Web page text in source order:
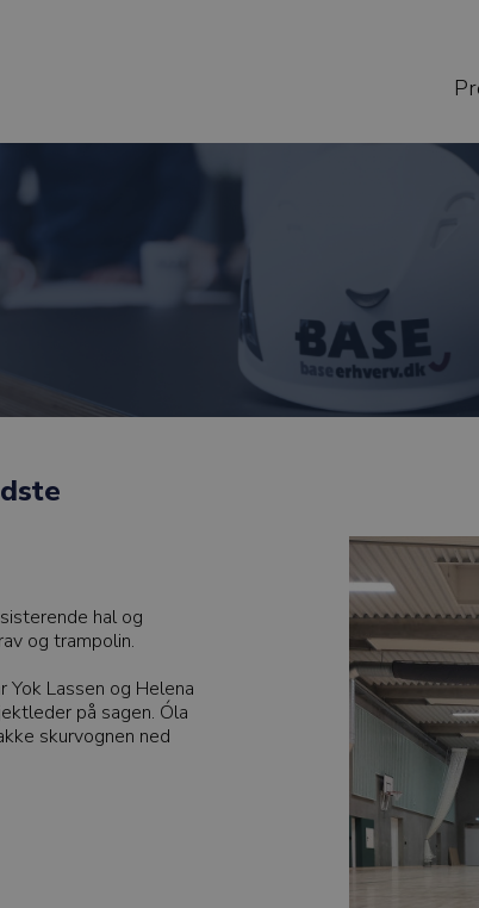
hal og
og trampolin.
Lassen og Helena
på sagen. Óla
skurvognen ned